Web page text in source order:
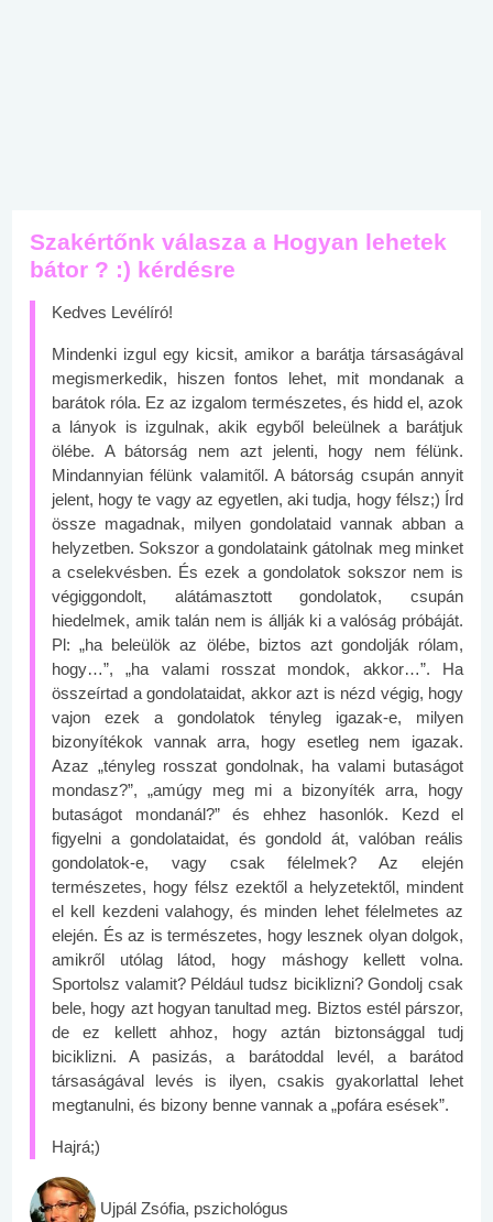
Szakértőnk válasza a Hogyan lehetek
bátor ? :) kérdésre
Kedves Levélíró!
Mindenki izgul egy kicsit, amikor a barátja társaságával
megismerkedik, hiszen fontos lehet, mit mondanak a
barátok róla. Ez az izgalom természetes, és hidd el, azok
a lányok is izgulnak, akik egyből beleülnek a barátjuk
ölébe. A bátorság nem azt jelenti, hogy nem félünk.
Mindannyian félünk valamitől. A bátorság csupán annyit
jelent, hogy te vagy az egyetlen, aki tudja, hogy félsz;) Írd
össze magadnak, milyen gondolataid vannak abban a
helyzetben. Sokszor a gondolataink gátolnak meg minket
a cselekvésben. És ezek a gondolatok sokszor nem is
végiggondolt, alátámasztott gondolatok, csupán
hiedelmek, amik talán nem is állják ki a valóság próbáját.
Pl: „ha beleülök az ölébe, biztos azt gondolják rólam,
hogy…”, „ha valami rosszat mondok, akkor…”. Ha
összeírtad a gondolataidat, akkor azt is nézd végig, hogy
vajon ezek a gondolatok tényleg igazak-e, milyen
bizonyítékok vannak arra, hogy esetleg nem igazak.
Azaz „tényleg rosszat gondolnak, ha valami butaságot
mondasz?”, „amúgy meg mi a bizonyíték arra, hogy
butaságot mondanál?” és ehhez hasonlók. Kezd el
figyelni a gondolataidat, és gondold át, valóban reális
gondolatok-e, vagy csak félelmek? Az elején
természetes, hogy félsz ezektől a helyzetektől, mindent
el kell kezdeni valahogy, és minden lehet félelmetes az
elején. És az is természetes, hogy lesznek olyan dolgok,
amikről utólag látod, hogy máshogy kellett volna.
Sportolsz valamit? Például tudsz biciklizni? Gondolj csak
bele, hogy azt hogyan tanultad meg. Biztos estél párszor,
de ez kellett ahhoz, hogy aztán biztonsággal tudj
biciklizni. A pasizás, a barátoddal levél, a barátod
társaságával levés is ilyen, csakis gyakorlattal lehet
megtanulni, és bizony benne vannak a „pofára esések”.
Hajrá;)
Ujpál Zsófia, pszichológus